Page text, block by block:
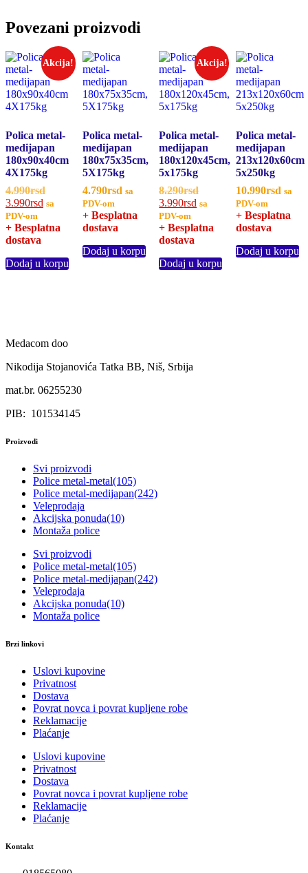
Povezani proizvodi
Akcija!
Polica metal-
medijapan
180x90x40cm
4X175kg
4.990rsd Originalna
cena
bila:
3.990rsd Trenutna
je:
sa
PDV-om
+ Besplatna
dostava
Dodaj u korpu
Polica metal-
medijapan
180x75x35cm,
5X175kg
4.790rsd sa
PDV-om
+ Besplatna
dostava
Dodaj u korpu
Akcija!
Polica metal-
medijapan
180x120x45cm,
5x175kg
8.290rsdOriginalna
cena
bila:
3.990rsd Trenutna
je:
sa
PDV-om
+ Besplatna
dostava
Dodaj u korpu
Polica metal-
medijapan
213x120x60cm
5x250kg
10.990rsd sa
PDV-om
+ Besplatna
dostava
Dodaj u korpu
Medacom doo
Nikodija Stojanovića Tatka BB, Niš, Srbija
mat.br. 06255230
PIB: 101534145
Proizvodi
Svi proizvodi
Police metal-metal(105)
Police metal-medijapan(242)
Veleprodaja
Akcijska ponuda(10)
Montaža police
Svi proizvodi
Police metal-metal(105)
Police metal-medijapan(242)
Veleprodaja
Akcijska ponuda(10)
Montaža police
Brzi linkovi
Uslovi kupovine
Privatnost
Dostava
Povrat novca i povrat kupljene robe
Reklamacije
Plaćanje
Uslovi kupovine
Privatnost
Dostava
Povrat novca i povrat kupljene robe
Reklamacije
Plaćanje
Kontakt